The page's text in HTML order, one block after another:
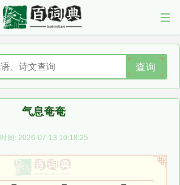
查询
气息奄奄
时间: 2026-07-13 10:18:25